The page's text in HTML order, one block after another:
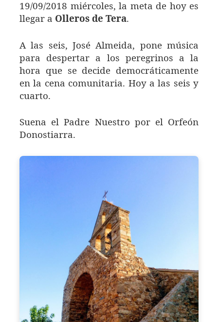
19/09/2018 miércoles, la meta de hoy es
llegar a Olleros de Tera.
A las seis, José Almeida, pone música
para despertar a los peregrinos a la
hora que se decide democráticamente
en la cena comunitaria. Hoy a las seis y
cuarto.
Suena el Padre Nuestro por el Orfeón
Donostiarra.